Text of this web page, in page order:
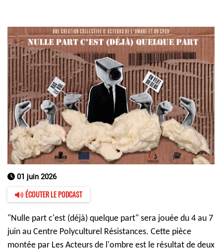
01 juin 2026
ÉCOUTER LE PODCAST
"Nulle part c'est (déjà) quelque part" sera jouée du 4 au 7
juin au Centre Polyculturel Résistances. Cette pièce
montée par Les Acteurs de l'ombre est le résultat de deux